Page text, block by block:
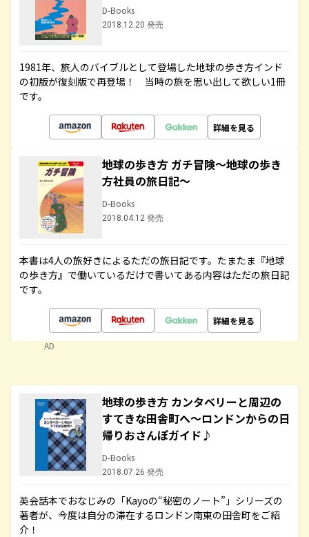
D-Books
2018.12.20 発売
1981年、旅人のバイブルとして登場した地球の歩き方インド
の初版が復刻版で再登場！ 当時の旅を思い出して欲しい1冊
です。
詳細を見る
地球の歩き方 ガチ冒険～地球の歩き
方社員の旅日記～
D-Books
2018.04.12 発売
本書は4人の旅好きによるただの旅日記です。たまたま『地球
の歩き方』で働いているだけで書いてある内容はただの旅日記
です。
詳細を見る
AD
地球の歩き方 カンタベリーと周辺の
すてきな田舎町へ～ロンドンからの日
帰りおさんぽガイド♪
D-Books
2018.07.26 発売
英会話本でおなじみの「Kayoの“秘密のノート”」シリーズの
著者が、今度は自分の滞在するロンドン南東の田舎町をご紹
介！